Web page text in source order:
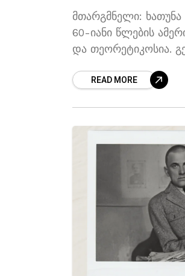
მთარგმნელი: ხათუნა
60-იანი წლების
და თეორეტიკოსია.
READ MORE